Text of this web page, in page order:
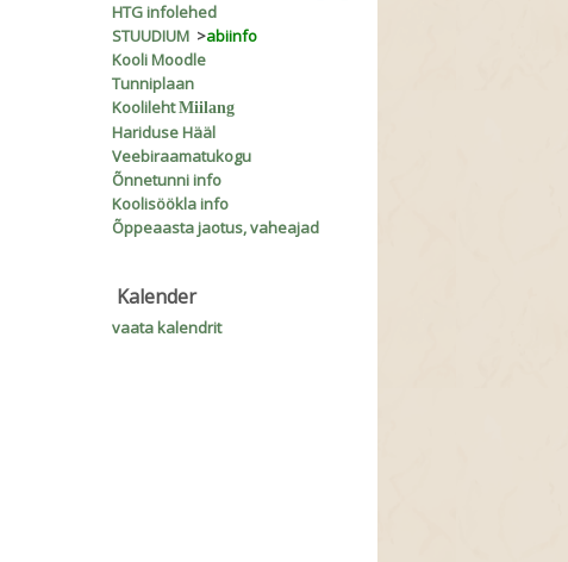
HTG infolehed
STUUDIUM >abiinfo
Kooli Moodle
Tunniplaan
KoolilehtMiilang
Hariduse Hääl
Veebiraamatukogu
Õnnetunni info
Koolisöökla info
Õppeaasta jaotus, vaheajad
Kalender
vaata kalendrit